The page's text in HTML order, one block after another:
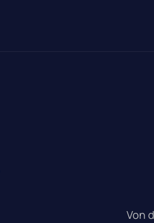
Von